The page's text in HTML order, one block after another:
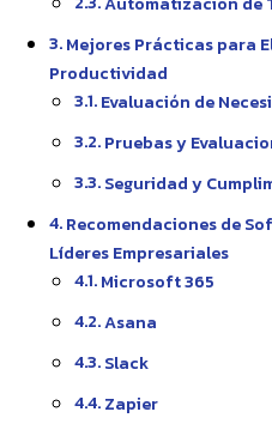
Mejores Prácticas para
Productividad
Evaluación de
Pruebas y
Seguridad y
Recomendaciones de
Líderes Empresariales
Microsoft 365
Asana
Slack
Zapier